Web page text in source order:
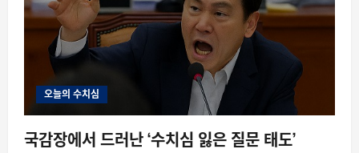
오늘의 수치심
국감장에서 드러난 ‘수치심 잃은 질문 태도’